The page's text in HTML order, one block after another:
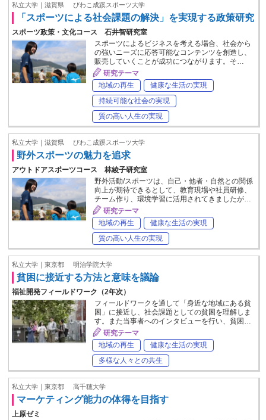
私立大学｜滋賀県 びわこ成蹊スポーツ大学
「スポーツによる社会課題の解決」を実現する政策研究
スポーツ政策・文化コース 石井智研究室
スポーツによるビジネスを考える場合、社会から
の強いニーズに応答可能なコンテンツを創造し、
販売していくことが成功につながります。そ…
研究テーマ
地域の再生
健康な生活の実現
持続可能な社会の実現
質の高い人生の実現
私立大学｜滋賀県 びわこ成蹊スポーツ大学
野外スポーツの魅力を追求
アウトドアスポーツコース 林綾子研究室
野外活動/スポーツは、自己・他者・自然との関係
向上が期待できるとして、教育現場や社員研修、
チーム作り、環境学習に活用されてきましたが…
研究テーマ
地域の再生
健康な生活の実現
質の高い人生の実現
私立大学｜東京都 明治学院大学
貧困に接近する方法と意味を議論
福祉開発フィールドワーク（2年次）
フィールドワークを通して「身近な地域にある貧
困」に接近し、社会課題としての貧困を理解しま
す。また当事者へのインタビューを行い、貧困…
研究テーマ
地域の再生
健康な生活の実現
多様な人々との共生
私立大学｜東京都 高千穂大学
マーケティング能力の体得を目指す
上原ゼミ